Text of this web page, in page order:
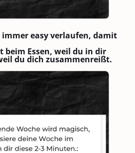
immer easy verlaufen, damit
beim Essen, weil du in dir
du dich zusammenreißt.